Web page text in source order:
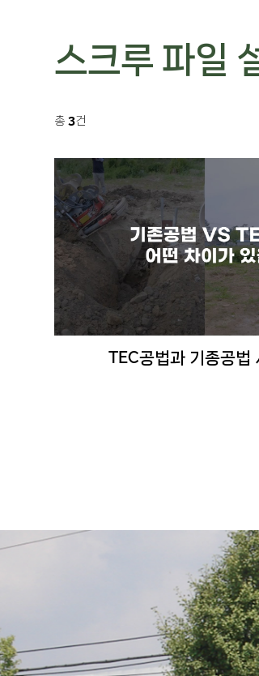
스크루 파일
총3건
TEC공법과 기종공법